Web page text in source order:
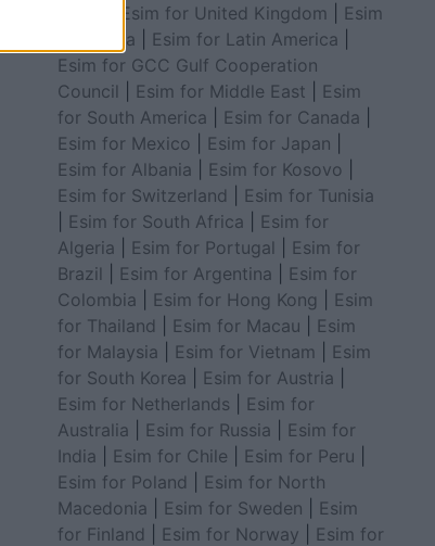
Esim for United Kingdom
Esim
for Africa
Esim for Latin America
Esim for GCC Gulf Cooperation
Council
Esim for Middle East
Esim
for South America
Esim for Canada
Esim for Mexico
Esim for Japan
Esim for Albania
Esim for Kosovo
Esim for Switzerland
Esim for Tunisia
Esim for South Africa
Esim for
Algeria
Esim for Portugal
Esim for
Brazil
Esim for Argentina
Esim for
Colombia
Esim for Hong Kong
Esim
for Thailand
Esim for Macau
Esim
for Malaysia
Esim for Vietnam
Esim
for South Korea
Esim for Austria
Esim for Netherlands
Esim for
Australia
Esim for Russia
Esim for
India
Esim for Chile Esim for Peru
Esim for Poland
Esim for North
Macedonia
Esim for Sweden
Esim
for Finland
Esim for Norway
Esim for